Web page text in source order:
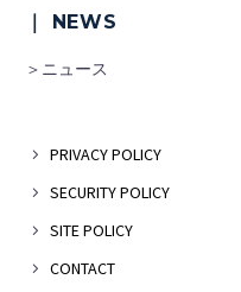
｜ NEWS
＞ニュース
PRIVACY POLICY
SECURITY POLICY
SITE POLICY
CONTACT